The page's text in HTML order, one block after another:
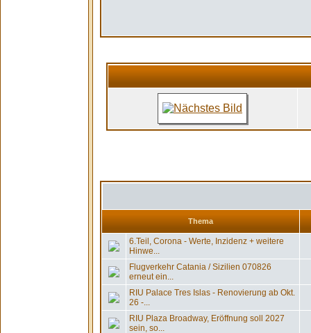
Thema
6.Teil, Corona - Werte, Inzidenz + weitere
Hinwe...
Flugverkehr Catania / Sizilien 070826
erneut ein...
RIU Palace Tres Islas - Renovierung ab Okt.
26 -...
RIU Plaza Broadway, Eröffnung soll 2027
sein, so...